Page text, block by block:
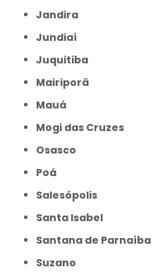
Jandira
Jundiaí
Juquitiba
Mairiporã
Mauá
Mogi das Cruzes
Osasco
Poá
Salesópolis
Santa Isabel
Santana de Parnaíba
Suzano